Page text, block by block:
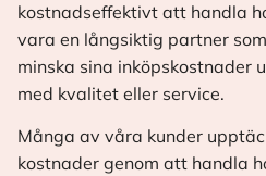
kostnadseffektivt att handla
vara en långsiktig partner
minska sina inköpskostnader
med kvalitet eller service.
Många av våra kunder
kostnader genom att handla